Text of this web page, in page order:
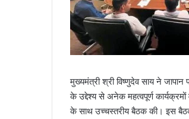
मुख्यमंत्री श्री विष्णुदेव साय ने
के उद्देश्य से अनेक महत्वपूर्ण
के साथ उच्चस्तरीय बैठक की। इस बैठक